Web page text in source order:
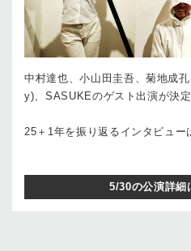
中村達也、小山田圭吾、菊地成
y)、SASUKEのゲスト出演が決定
25＋1年を振り返るインタビュー
5/30の公演詳細